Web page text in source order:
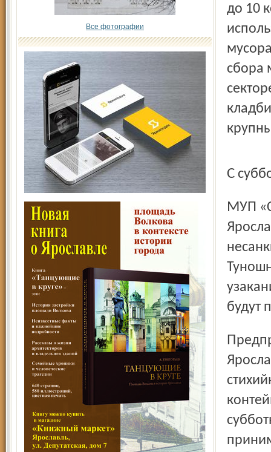
Все фотографии
до 10
сбора
С
МУП «Скоково» обслуживает практически весь
будут
Предприятие «Скоково» беспокоится о чистоте не только